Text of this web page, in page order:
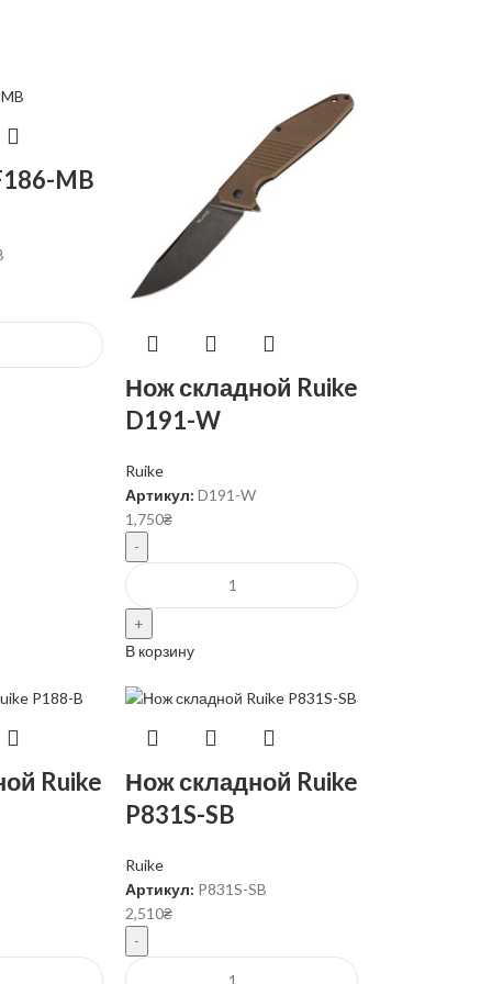
MB
Нож складной Ruike
D191-W
Ruike
Артикул: D191-W
1,750₴
В корзину
Ruike
Нож складной Ruike
P831S-SB
Ruike
Артикул: P831S-SB
2,510₴